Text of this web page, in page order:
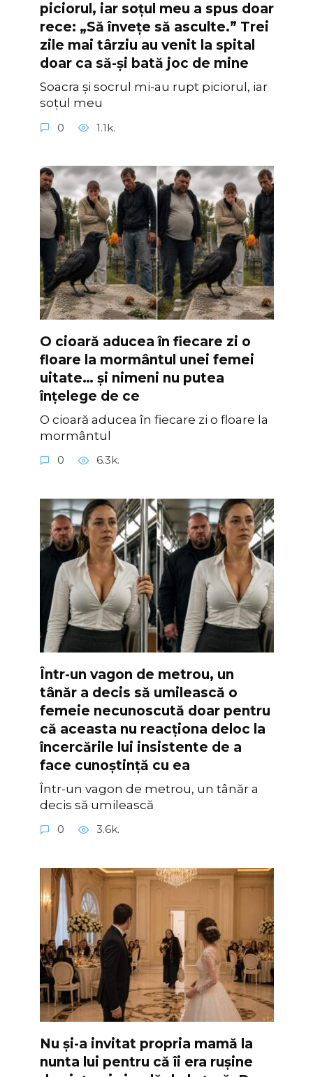
piciorul, iar soțul meu a spus doar
rece: „Să învețe să asculte.” Trei
zile mai târziu au venit la spital
doar ca să-și bată joc de mine
Soacra și socrul mi-au rupt piciorul, iar
soțul meu
0 1.1k.
O cioară aducea în fiecare zi o
floare la mormântul unei femei
uitate… și nimeni nu putea
înțelege de ce
O cioară aducea în fiecare zi o floare la
mormântul
0 6.3k.
Într-un vagon de metrou, un
tânăr a decis să umilească o
femeie necunoscută doar pentru
că aceasta nu reacționa deloc la
încercările lui insistente de a
face cunoștință cu ea
Într-un vagon de metrou, un tânăr a
decis să umilească
0 3.6k.
Nu și-a invitat propria mamă la
nunta lui pentru că îi era rușine